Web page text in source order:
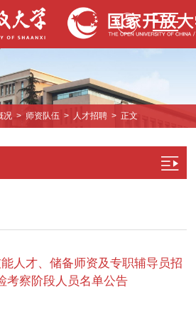
况> 师资队伍 > 人才招聘> 正文
人才、储备师资及专职辅导员招
考察阶段人员名单公告